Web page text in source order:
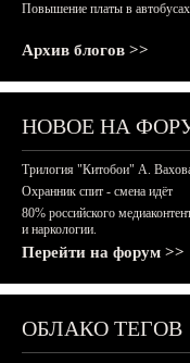
Повышение платы в автобусах
Архив блогов >>
НОВОЕ НА
Трилогия "Китобои" А.
Охранник спит - смена идёт
80% российского
и наркологии.
Перейти на форум >>
ОБЛАКО ТЕГОВ